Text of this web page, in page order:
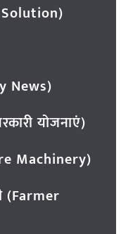
Solution)
News)
योजनाएं)
Machinery)
(Farmer